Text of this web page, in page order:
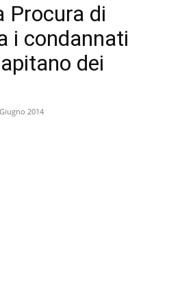
Procura di
i condannati
dei
2014